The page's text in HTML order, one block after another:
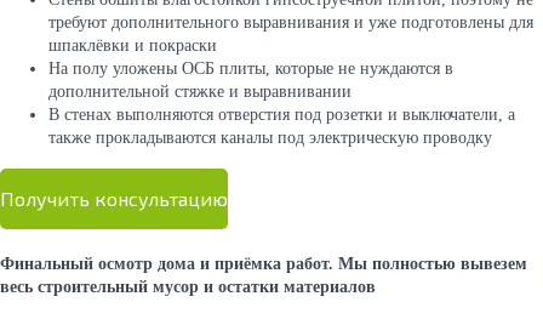
требуют дополнительного выравнивания и уже подготовлены для
шпаклёвки и покраски
На полу уложены ОСБ плиты, которые не нуждаются в
дополнительной стяжке и выравнивании
В стенах выполняются отверстия под розетки и выключатели, а
также прокладываются каналы под электрическую проводку
Получить консультацию
Финальный осмотр дома и приёмка работ. Мы полностью вывезем
весь строительный мусор и остатки материалов